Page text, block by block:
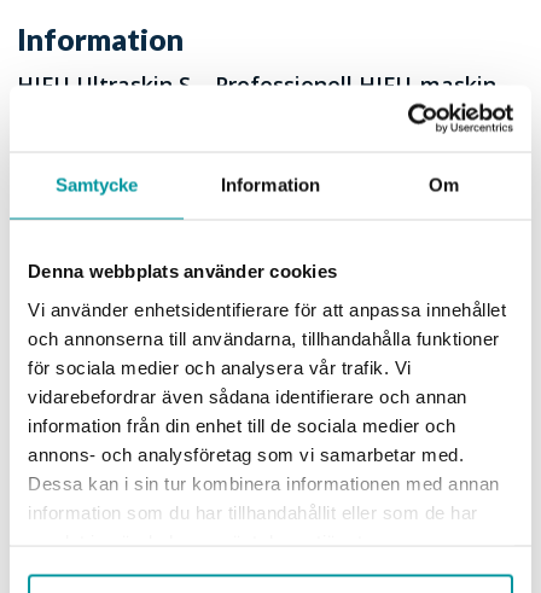
Samtycke Information Om
Denna webbplats använder cookies
Vi använder enhetsidentifierare för att anpassa innehållet
och annonserna till användarna, tillhandahålla funktioner
för sociala medier och analysera vår trafik. Vi
vidarebefordrar även sådana identifierare och annan
information från din enhet till de sociala medier och
annons- och analysföretag som vi samarbetar med.
Dessa kan i sin tur kombinera informationen med annan
information som du har tillhandahållit eller som de har
Information
HIFU Ultraskin S – Professionell HIFU-maskin
för kliniker och estetiska verksamheter
behandlingsplattform för kliniker, salonger och spa
som vill arbeta med avancerad icke-kirurgisk estetik
handpiece, ett flexibelt cartridgesystem för ansikte
Ultraskin S utvecklad för kommersiell drift och
effektivt arbetsflöde. För dig som investerar i
utrustning handlar det om kontroll, kvalitet och
långsiktig affärsnytta – utan medicinska löften eller
överdrivna påståenden.
Byggd för klinisk vardag och kommersiell drift